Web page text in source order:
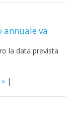
annuale va
la data prevista
|